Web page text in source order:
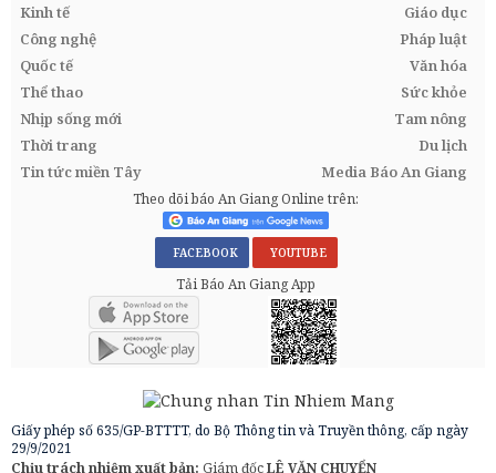
Kinh tế
Giáo dục
Công nghệ
Pháp luật
Quốc tế
Văn hóa
Thể thao
Sức khỏe
Nhịp sống mới
Tam nông
Thời trang
Du lịch
Tin tức miền Tây
Media Báo An Giang
Theo dõi báo An Giang Online trên:
FACEBOOK YOUTUBE
Tải Báo An Giang App
Giấy phép số 635/GP-BTTTT, do Bộ Thông tin và Truyền thông, cấp ngày
29/9/2021
Chịu trách nhiệm xuất bản: Giám đốcLÊ VĂN CHUYỂN